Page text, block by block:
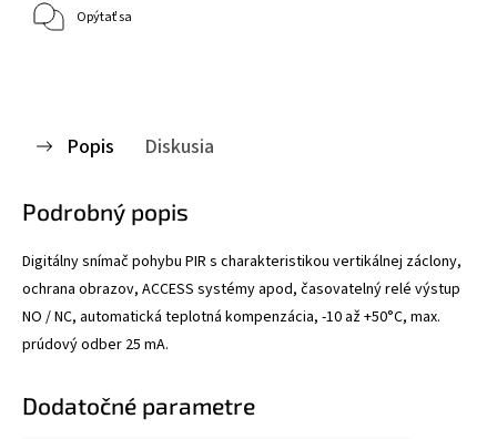
Opýtať sa
Popis Diskusia
Podrobný popis
Digitálny snímač pohybu PIR s charakteristikou vertikálnej záclony,
ochrana obrazov, ACCESS systémy apod, časovatelný relé výstup
NO / NC, automatická teplotná kompenzácia, -10 až +50°C, max.
prúdový odber 25 mA.
Dodatočné parametre